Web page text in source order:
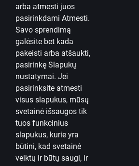
arba atmesti juos
pasirinkdami Atmesti.
Savo sprendimą
galėsite bet kada
pakeisti arba atšaukti,
pasirinkę Slapukų
nustatymai. Jei
pasirinksite atmesti
visus slapukus, mūsų
svetainė išsaugos tik
tuos funkcinius
slapukus, kurie yra
būtini, kad svetainė
veiktų ir būtų saugi, ir
Slapukų nuostatos
Asmens duomenų apsauga ir tvarkymas
Naudinga
Įkainiai privatiems klientams
Įkainiai verslo klientams
Valiutos skaičiuoklė
Skaičiuoklės
Prieinamumas